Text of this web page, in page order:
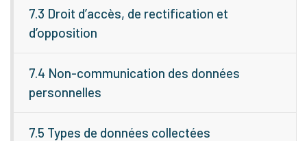
7.3 Droit d’accès, de rectification et
d’opposition
7.4 Non-communication des données
personnelles
7.5 Types de données collectées